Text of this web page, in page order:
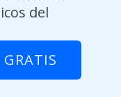
del
GRATIS